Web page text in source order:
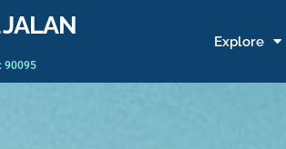
90095
Explore